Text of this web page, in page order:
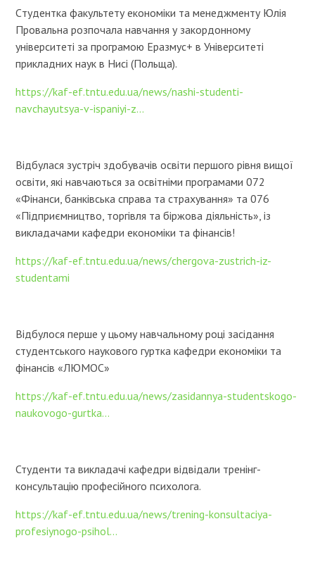
Cтудентка факультету економіки та менеджменту Юлія
Провальна розпочала навчання у закордонному
університеті за програмою Еразмус+ в Університеті
прикладних наук в Нисі (Польща).
https://kaf-ef.tntu.edu.ua/news/nashi-studenti-
navchayutsya-v-ispaniyi-z...
Відбулася зустріч здобувачів освіти першого рівня вищої
освіти, які навчаються за освітніми програмами 072
«Фінанси, банківська справа та страхування» та 076
«Підприємництво, торгівля та біржова діяльність», із
викладачами кафедри економіки та фінансів!
https://kaf-ef.tntu.edu.ua/news/chergova-zustrich-iz-
studentami
Відбулося перше у цьому навчальному році засідання
студентського наукового гуртка кафедри економіки та
фінансів «ЛЮМОС»
https://kaf-ef.tntu.edu.ua/news/zasidannya-studentskogo-
naukovogo-gurtka...
Студенти та викладачі кафедри відвідали тренінг-
консультацію професійного психолога.
https://kaf-ef.tntu.edu.ua/news/trening-konsultaciya-
profesiynogo-psihol...